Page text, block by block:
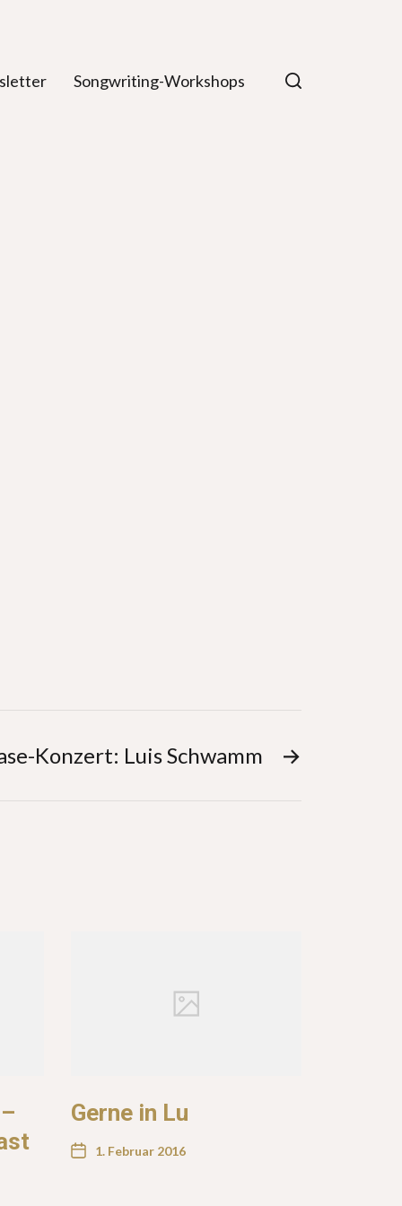
Songwriting-Workshops
→
Konzert: Luis Schwamm
Gerne in Lu
1. Februar 2016